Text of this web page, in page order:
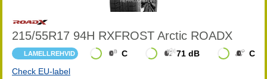
215/55R17 94H RXFROST Arctic ROADX
LAMELLREHVID C 71 dB
C
Check EU-label